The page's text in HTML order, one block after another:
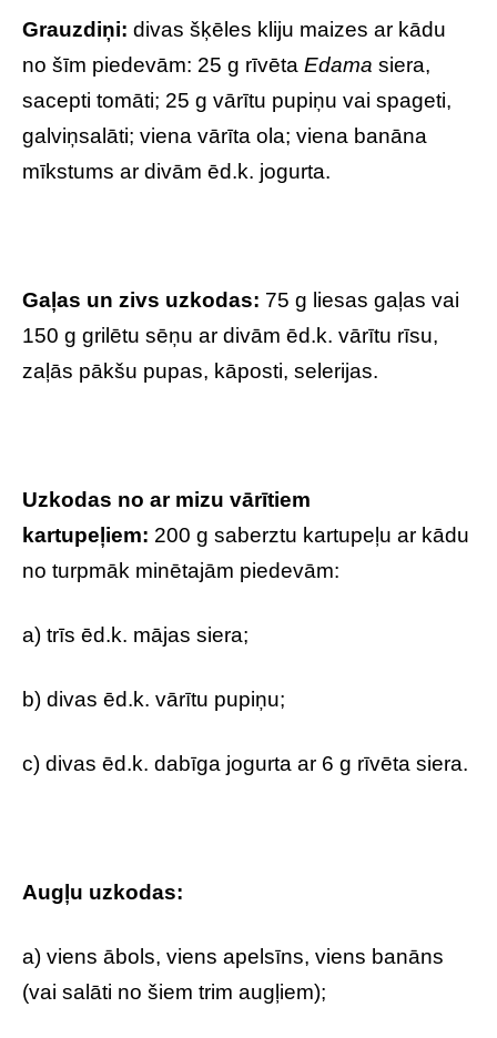
Grauzdiņi: divas šķēles kliju maizes ar kādu
no šīm piedevām: 25 g rīvēta Edama siera,
sacepti tomāti; 25 g vārītu pupiņu vai spageti,
galviņsalāti; viena vārīta ola; viena banāna
mīkstums ar divām ēd.k. jogurta.
Gaļas un zivs uzkodas: 75 g liesas gaļas vai
150 g grilētu sēņu ar divām ēd.k. vārītu rīsu,
zaļās pākšu pupas, kāposti, selerijas.
Uzkodas no ar mizu vārītiem
kartupeļiem: 200 g saberztu kartupeļu ar kādu
no turpmāk minētajām piedevām:
a) trīs ēd.k. mājas siera;
b) divas ēd.k. vārītu pupiņu;
c) divas ēd.k. dabīga jogurta ar 6 g rīvēta siera.
Augļu uzkodas:
a) viens ābols, viens apelsīns, viens banāns
(vai salāti no šiem trim augļiem);